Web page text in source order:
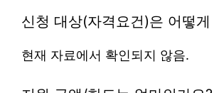
신청 대상(자격요건)은 어떻
현재 자료에서 확인되지 않음.